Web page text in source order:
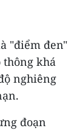
"điểm đen"
thông khá
nghiêng
đoạn